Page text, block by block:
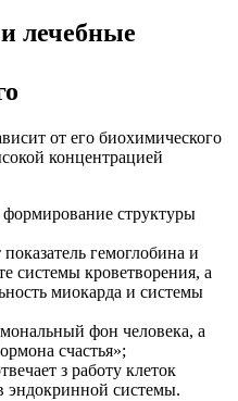
лечебные
от его биохимического
концентрацией
формирование структуры
гемоглобина и
системы кроветворения, а
миокарда и системы
фон человека, а
счастья»;
з работу клеток
эндокринной системы.